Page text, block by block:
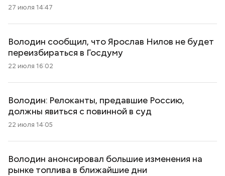
27 июля 14:47
Володин сообщил, что Ярослав Нилов не будет
переизбираться в Госдуму
22 июля 16:02
Володин: Релоканты, предавшие Россию,
должны явиться с повинной в суд
22 июля 14:05
Володин анонсировал большие изменения на
рынке топлива в ближайшие дни